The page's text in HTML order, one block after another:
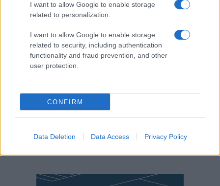
I want to allow Google to enable storage
related to personalization.
I want to allow Google to enable storage
related to security, including authentication
functionality and fraud prevention, and other
user protection.
CONFIRM
Data Deletion Data Access Privacy Policy